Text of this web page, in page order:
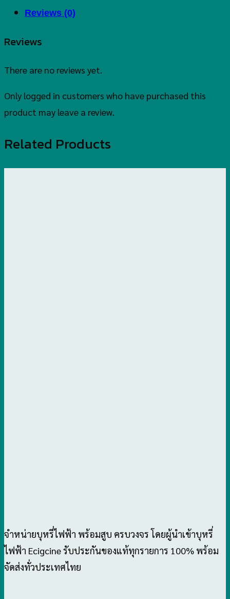
Reviews (0)
Reviews
There are no reviews yet.
Only logged in customers who have purchased this
product may leave a review.
Related Products
จำหน่ายบุหรี่ไฟฟ้า พร้อมสูบ ครบวงจร โดยผู้นำเข้าบุหรี่
ไฟฟ้า Ecigcine รับประกันของแท้ทุกรายการ 100% พร้อม
จัดส่งทั่วประเทศไทย